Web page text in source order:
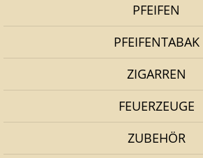
PFEIFEN
PFEIFENTABAK
ZIGARREN
FEUERZEUGE
ZUBEHÖR